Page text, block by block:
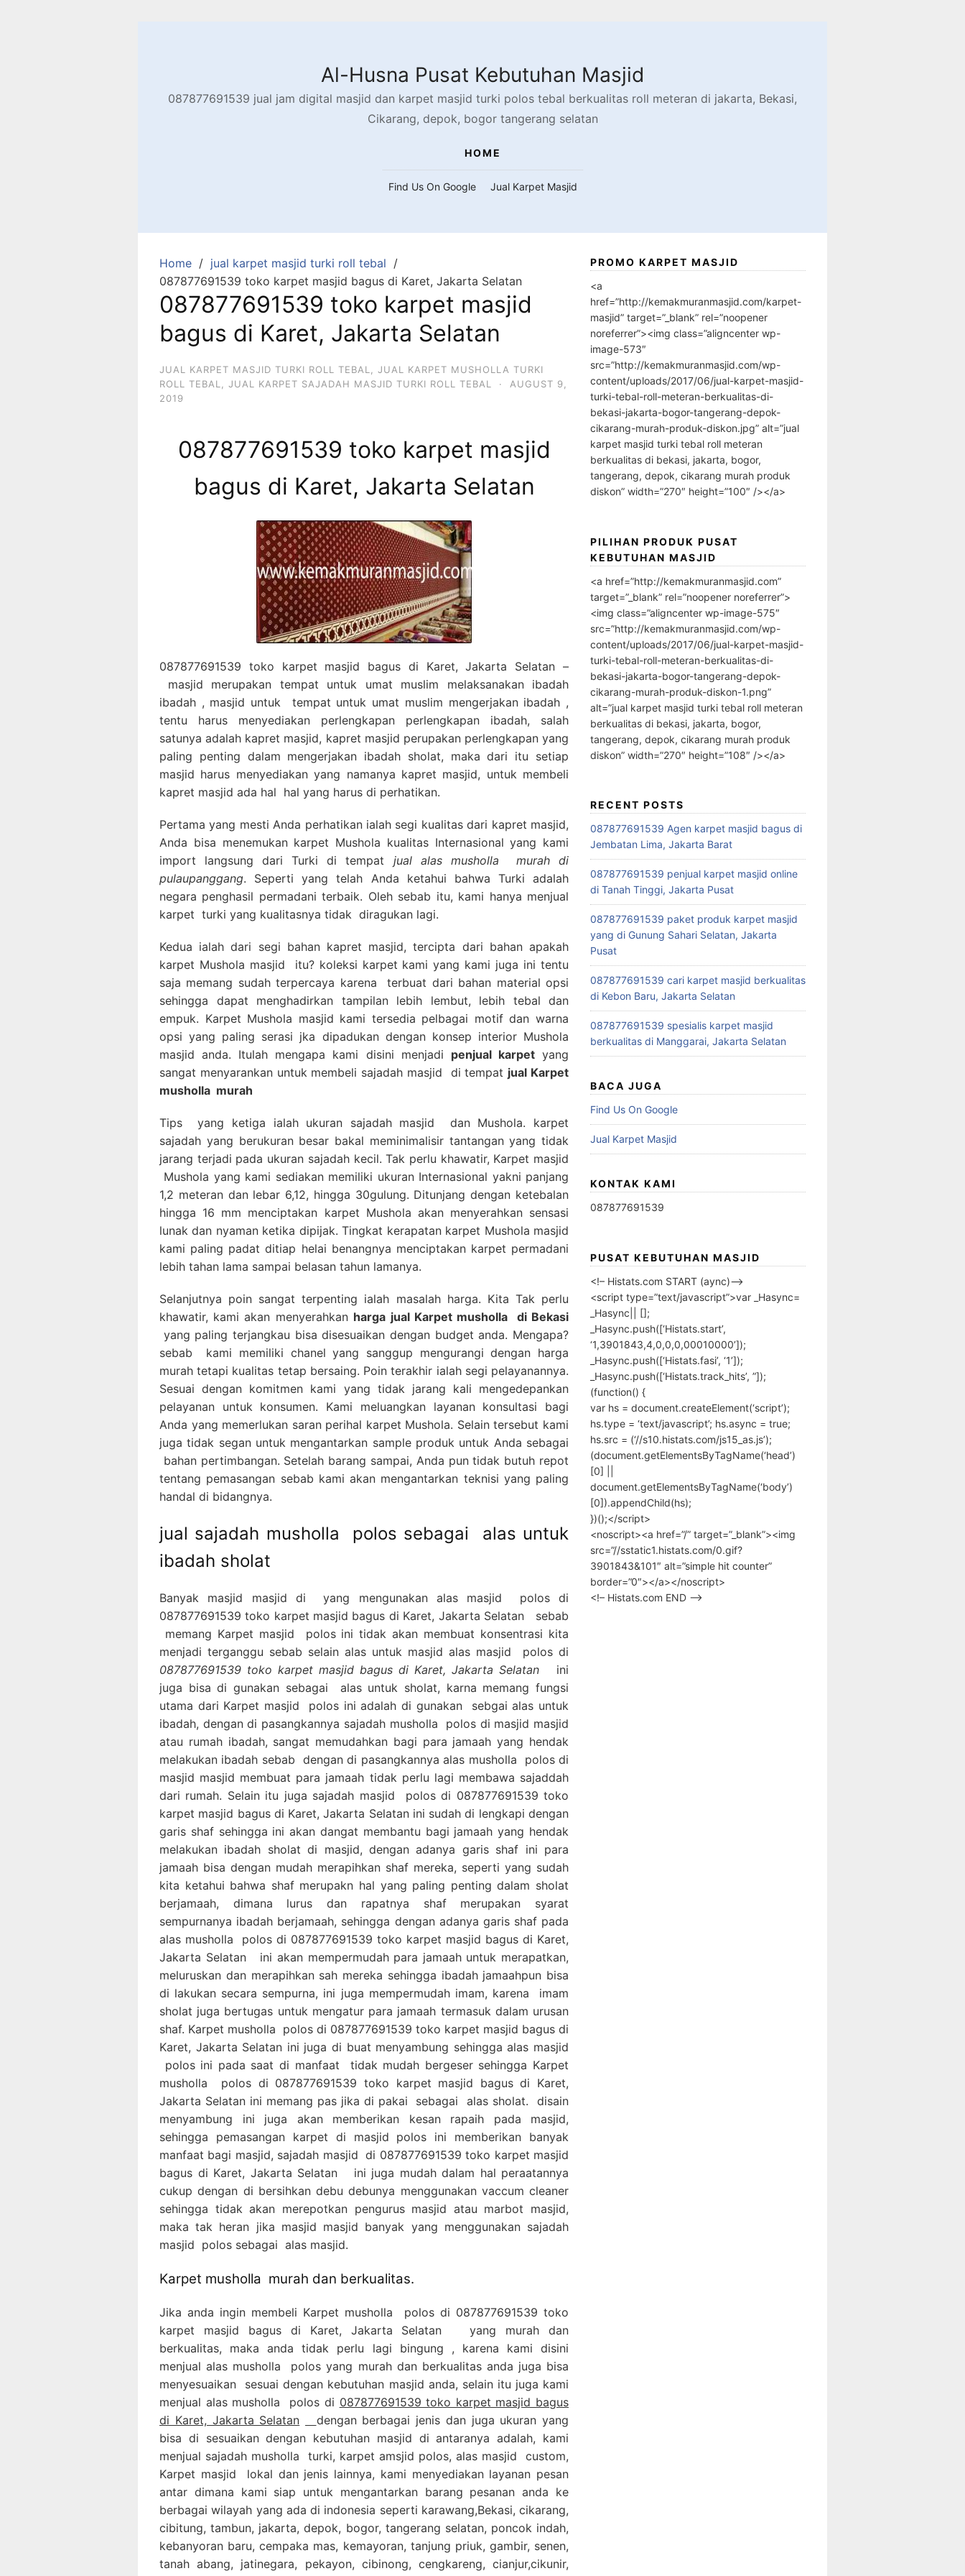
Al-Husna Pusat Kebutuhan Masjid
087877691539 jual jam digital masjid dan karpet masjid turki polos tebal berkualitas roll meteran di jakarta, Bekasi,
Cikarang, depok, bogor tangerang selatan
HOME
Find Us On Google Jual Karpet Masjid
Home
jual karpet masjid turki roll tebal
087877691539 toko karpet masjid bagus di Karet, Jakarta Selatan
087877691539 toko karpet masjid
bagus di Karet, Jakarta Selatan
JUAL KARPET MASJID TURKI ROLL TEBAL
JUAL KARPET MUSHOLLA TURKI
ROLL TEBAL
JUAL KARPET SAJADAH MASJID TURKI ROLL TEBAL ·
AUGUST 9,
2019
087877691539 toko karpet masjid
bagus di Karet, Jakarta Selatan
087877691539 toko karpet masjid bagus di Karet, Jakarta Selatan –
masjid merupakan tempat untuk umat muslim melaksanakan ibadah
ibadah , masjid untuk tempat untuk umat muslim mengerjakan ibadah ,
tentu harus menyediakan perlengkapan perlengkapan ibadah, salah
satunya adalah kapret masjid, kapret masjid perupakan perlengkapan yang
paling penting dalam mengerjakan ibadah sholat, maka dari itu setiap
masjid harus menyediakan yang namanya kapret masjid, untuk membeli
kapret masjid ada hal hal yang harus di perhatikan.
Pertama yang mesti Anda perhatikan ialah segi kualitas dari kapret masjid,
Anda bisa menemukan karpet Mushola kualitas Internasional yang kami
import langsung dari Turki di tempat jual alas musholla
murah di
pulaupanggang. Seperti yang telah Anda ketahui bahwa Turki adalah
negara penghasil permadani terbaik. Oleh sebab itu, kami hanya menjual
karpet turki yang kualitasnya tidak diragukan lagi.
Kedua ialah dari segi bahan kapret masjid, tercipta dari bahan apakah
karpet Mushola masjid itu? koleksi karpet kami yang kami juga ini tentu
saja memang sudah terpercaya karena terbuat dari bahan material opsi
sehingga dapat menghadirkan tampilan lebih lembut, lebih tebal dan
empuk. Karpet Mushola masjid kami tersedia pelbagai motif dan warna
opsi yang paling serasi jka dipadukan dengan konsep interior Mushola
masjid anda. Itulah mengapa kami disini menjadi penjual karpetyang
sangat menyarankan untuk membeli sajadah masjid di tempat jual Karpet
musholla murah
Tips yang ketiga ialah ukuran sajadah masjid dan Mushola. karpet
sajadah yang berukuran besar bakal meminimalisir tantangan yang tidak
jarang terjadi pada ukuran sajadah kecil. Tak perlu khawatir, Karpet masjid
Mushola yang kami sediakan memiliki ukuran Internasional yakni panjang
1,2 meteran dan lebar 6,12, hingga 30gulung. Ditunjang dengan ketebalan
hingga 16 mm menciptakan karpet Mushola akan menyerahkan sensasi
lunak dan nyaman ketika dipijak. Tingkat kerapatan karpet Mushola masjid
kami paling padat ditiap helai benangnya menciptakan karpet permadani
lebih tahan lama sampai belasan tahun lamanya.
Selanjutnya poin sangat terpenting ialah masalah harga. Kita Tak perlu
khawatir, kami akan menyerahkan harga jual Karpet musholla
di Bekasi
yang paling terjangkau bisa disesuaikan dengan budget anda. Mengapa?
sebab kami memiliki chanel yang sanggup mengurangi dengan harga
murah tetapi kualitas tetap bersaing. Poin terakhir ialah segi pelayanannya.
Sesuai dengan komitmen kami yang tidak jarang kali mengedepankan
pelayanan untuk konsumen. Kami meluangkan layanan konsultasi bagi
Anda yang memerlukan saran perihal karpet Mushola. Selain tersebut kami
juga tidak segan untuk mengantarkan sample produk untuk Anda sebagai
bahan pertimbangan. Setelah barang sampai, Anda pun tidak butuh repot
tentang pemasangan sebab kami akan mengantarkan teknisi yang paling
handal di bidangnya.
jual sajadah musholla polos sebagai alas untuk
ibadah sholat
Banyak masjid masjid di yang mengunakan alas masjid polos di
087877691539 toko karpet masjid bagus di Karet, Jakarta Selatan sebab
memang Karpet masjid polos ini tidak akan membuat konsentrasi kita
menjadi terganggu sebab selain alas untuk masjid alas masjid polos di
087877691539 toko karpet masjid bagus di Karet, Jakarta Selatan
ini
juga bisa di gunakan sebagai alas untuk sholat, karna memang fungsi
utama dari Karpet masjid polos ini adalah di gunakan sebgai alas untuk
ibadah, dengan di pasangkannya sajadah musholla polos di masjid masjid
atau rumah ibadah, sangat memudahkan bagi para jamaah yang hendak
melakukan ibadah sebab dengan di pasangkannya alas musholla polos di
masjid masjid membuat para jamaah tidak perlu lagi membawa sajaddah
dari rumah. Selain itu juga sajadah masjid polos di 087877691539 toko
karpet masjid bagus di Karet, Jakarta Selatan ini sudah di lengkapi dengan
garis shaf sehingga ini akan dangat membantu bagi jamaah yang hendak
melakukan ibadah sholat di masjid, dengan adanya garis shaf ini para
jamaah bisa dengan mudah merapihkan shaf mereka, seperti yang sudah
kita ketahui bahwa shaf merupakn hal yang paling penting dalam sholat
berjamaah, dimana lurus dan rapatnya shaf merupakan syarat
sempurnanya ibadah berjamaah, sehingga dengan adanya garis shaf pada
alas musholla polos di 087877691539 toko karpet masjid bagus di Karet,
Jakarta Selatan ini akan mempermudah para jamaah untuk merapatkan,
meluruskan dan merapihkan sah mereka sehingga ibadah jamaahpun bisa
di lakukan secara sempurna, ini juga mempermudah imam, karena imam
sholat juga bertugas untuk mengatur para jamaah termasuk dalam urusan
shaf. Karpet musholla polos di 087877691539 toko karpet masjid bagus di
Karet, Jakarta Selatan ini juga di buat menyambung sehingga alas masjid
polos ini pada saat di manfaat tidak mudah bergeser sehingga Karpet
musholla polos di 087877691539 toko karpet masjid bagus di Karet,
Jakarta Selatan ini memang pas jika di pakai sebagai alas sholat. disain
menyambung ini juga akan memberikan kesan rapaih pada masjid,
sehingga pemasangan karpet di masjid polos ini memberikan banyak
manfaat bagi masjid, sajadah masjid di 087877691539 toko karpet masjid
bagus di Karet, Jakarta Selatan ini juga mudah dalam hal peraatannya
cukup dengan di bersihkan debu debunya menggunakan vaccum cleaner
sehingga tidak akan merepotkan pengurus masjid atau marbot masjid,
maka tak heran jika masjid masjid banyak yang menggunakan sajadah
masjid polos sebagai alas masjid.
Karpet musholla murah dan berkualitas.
Jika anda ingin membeli Karpet musholla polos di 087877691539 toko
karpet masjid bagus di Karet, Jakarta Selatan yang murah dan
berkualitas, maka anda tidak perlu lagi bingung , karena kami disini
menjual alas musholla polos yang murah dan berkualitas anda juga bisa
menyesuaikan sesuai dengan kebutuhan masjid anda, selain itu juga kami
menjual alas musholla polos di 087877691539 toko karpet masjid bagus
di Karet, Jakarta Selatan
dengan berbagai jenis dan juga ukuran yang
bisa di sesuaikan dengan kebutuhan masjid di antaranya adalah, kami
menjual sajadah musholla turki, karpet amsjid polos, alas masjid custom,
Karpet masjid lokal dan jenis lainnya, kami menyediakan layanan pesan
antar dimana kami siap untuk mengantarkan barang pesanan anda ke
berbagai wilayah yang ada di indonesia seperti karawang,Bekasi, cikarang,
cibitung, tambun, jakarta, depok, bogor, tangerang selatan, poncok indah,
kebanyoran baru, cempaka mas, kemayoran, tanjung priuk, gambir, senen,
tanah abang, jatinegara, pekayon, cibinong, cengkareng, cianjur,cikunir,
PROMO KARPET MASJID
<a
href=”http://kemakmuranmasjid.com/karpet-
masjid” target=”_blank” rel=”noopener
noreferrer”><img class=”aligncenter wp-
image-573″
src=”http://kemakmuranmasjid.com/wp-
content/uploads/2017/06/jual-karpet-masjid-
turki-tebal-roll-meteran-berkualitas-di-
bekasi-jakarta-bogor-tangerang-depok-
cikarang-murah-produk-diskon.jpg” alt=”jual
karpet masjid turki tebal roll meteran
berkualitas di bekasi, jakarta, bogor,
tangerang, depok, cikarang murah produk
diskon” width=”270″ height=”100″ /></a>
PILIHAN PRODUK PUSAT
KEBUTUHAN MASJID
<a href=”http://kemakmuranmasjid.com”
target=”_blank” rel=”noopener noreferrer”>
<img class=”aligncenter wp-image-575″
src=”http://kemakmuranmasjid.com/wp-
content/uploads/2017/06/jual-karpet-masjid-
turki-tebal-roll-meteran-berkualitas-di-
bekasi-jakarta-bogor-tangerang-depok-
cikarang-murah-produk-diskon-1.png”
alt=”jual karpet masjid turki tebal roll meteran
berkualitas di bekasi, jakarta, bogor,
tangerang, depok, cikarang murah produk
diskon” width=”270″ height=”108″ /></a>
RECENT POSTS
087877691539 Agen karpet masjid bagus di
Jembatan Lima, Jakarta Barat
087877691539 penjual karpet masjid online
di Tanah Tinggi, Jakarta Pusat
087877691539 paket produk karpet masjid
yang di Gunung Sahari Selatan, Jakarta
Pusat
087877691539 cari karpet masjid berkualitas
di Kebon Baru, Jakarta Selatan
087877691539 spesialis karpet masjid
berkualitas di Manggarai, Jakarta Selatan
BACA JUGA
Find Us On Google
Jual Karpet Masjid
KONTAK KAMI
087877691539
PUSAT KEBUTUHAN MASJID
<!– Histats.com START (aync)–>
<script type=”text/javascript”>var _Hasync=
_Hasync|| [];
_Hasync.push([‘Histats.start’,
‘1,3901843,4,0,0,0,00010000’]);
_Hasync.push([‘Histats.fasi’, ‘1’]);
_Hasync.push([‘Histats.track_hits’, ”]);
(function() {
var hs = document.createElement(‘script’);
hs.type = ‘text/javascript’; hs.async = true;
hs.src = (‘//s10.histats.com/js15_as.js’);
(document.getElementsByTagName(‘head’)
[0] ||
document.getElementsByTagName(‘body’)
[0]).appendChild(hs);
})();</script>
<noscript><a href=”/” target=”_blank”><img
src=”//sstatic1.histats.com/0.gif?
3901843&101″ alt=”simple hit counter”
border=”0″></a></noscript>
<!– Histats.com END –>